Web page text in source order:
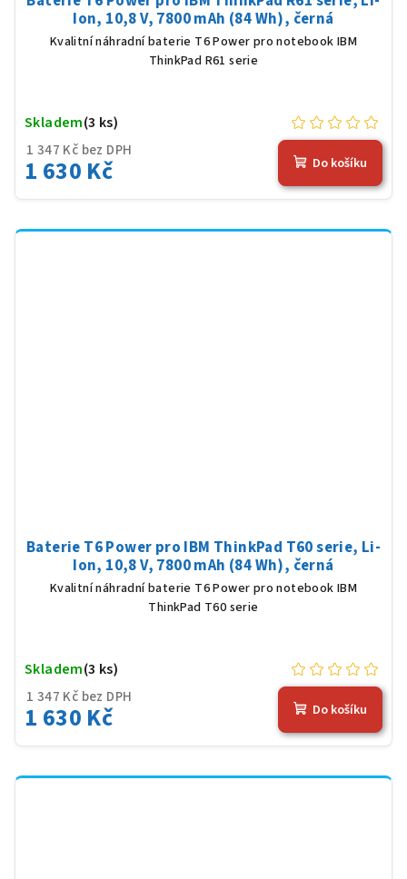
Ion, 10,8 V, 7800 mAh (84 Wh), černá
Kvalitní náhradní baterie T6 Power pro notebook IBM
ThinkPad R61 serie
1 347 Kč bez DPH
1 630 Kč
Skladem(3 ks)
Do košíku
Baterie T6 Power pro IBM ThinkPad T60 serie, Li-
Ion, 10,8 V, 7800 mAh (84 Wh), černá
Kvalitní náhradní baterie T6 Power pro notebook IBM
ThinkPad T60 serie
1 347 Kč bez DPH
1 630 Kč
Skladem(3 ks)
Do košíku